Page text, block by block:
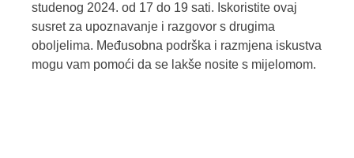
studenog 2024. od 17 do 19 sati. Iskoristite ovaj
susret za upoznavanje i razgovor s drugima
oboljelima. Međusobna podrška i razmjena iskustva
mogu vam pomoći da se lakše nosite s mijelomom.